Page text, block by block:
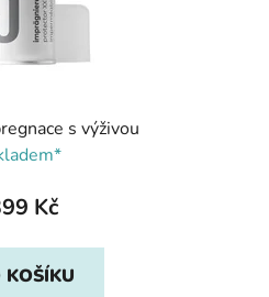
s výživou
Kč
KOŠÍKU